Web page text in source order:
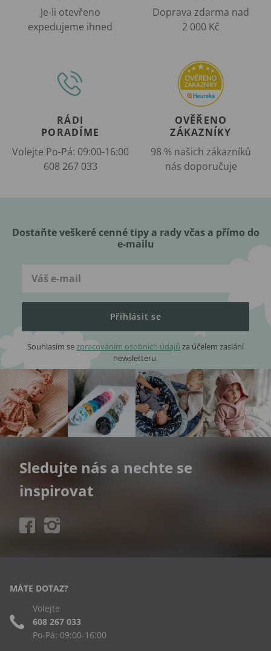
Je-li otevřeno
expedujeme ihned
Doprava zdarma nad
2 000 Kč
RÁDI
PORADÍME
Volejte Po-Pá: 09:00-16:00
608 267 033
OVĚŘENO
ZÁKAZNÍKY
98 % našich zákazníků
nás doporučuje
Dostaňte veškeré cenné tipy a rady včas a přímo do
e-mailu
Přihlásit se
Souhlasím sezpracováním osobních údajů za účelem zaslání
newsletteru.
Sledujte nás a nechte se
inspirovat
MÁTE DOTAZ?
Volejte
608 267 033
Po-Pá: 09:00-16:00